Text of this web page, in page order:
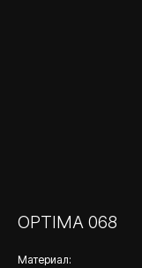
OPTIMA 068
Материал: